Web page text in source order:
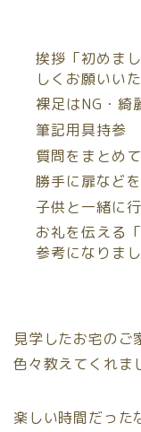
挨拶「初めま
しくお願いい
裸足はNG・綺
筆記用具持参
質問をまとめ
勝手に扉など
子供と一緒に
お礼を伝える
参考になりまし
見学したお宅のご
色々教えてくれま
楽しい時間だった